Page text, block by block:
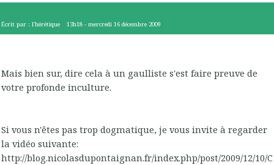
Écrit par : l'hérétique 13h18 -mercredi 16 décembre 2009
Mais bien sur, dire cela à un gaulliste s'est faire preuve de
votre profonde inculture.
Si vous n'êtes pas trop dogmatique, je vous invite à regarder
la vidéo suivante:
http://blog.nicolasdupontaignan.fr/index.php/post/2009/12/10/C